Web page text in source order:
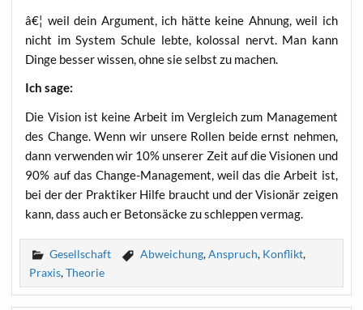
â€¦ weil dein Argu­ment, ich hät­te kei­ne Ahnung, weil ich
nicht im Sys­tem Schu­le leb­te, kolos­sal nervt. Man kann
Din­ge bes­ser wis­sen, ohne sie selbst zu machen.
Ich sage:
Die Visi­on ist kei­ne Arbeit im Ver­gleich zum Manage­ment
des Chan­ge. Wenn wir unse­re Rol­len bei­de ernst neh­men,
dann ver­wen­den wir 10% unse­rer Zeit auf die Visio­nen und
90% auf das Chan­ge-Manage­ment, weil das die Arbeit ist,
bei der der Prak­ti­ker Hil­fe braucht und der Visio­när zei­gen
kann, dass auch er Beton­sä­cke zu schlep­pen vermag.
Gesellschaft Abweichung,Anspruch, Konflikt,
Praxis,Theorie